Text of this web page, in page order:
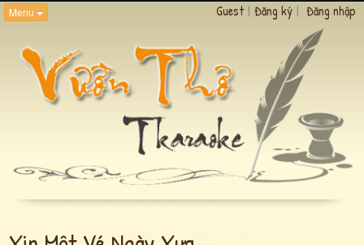
Menu Guest | Đăng ký | Đăng nhập